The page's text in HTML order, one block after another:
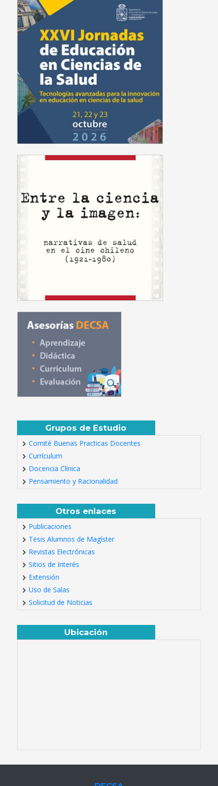
Grupos de Estudio
Comité Buenas Practicas Docentes
Currículum
Docencia Clínica
Pensamiento y Racionalidad
Otros enlaces
Publicaciones
Tesis Alumnos de Magíster
Revistas Electrónicas
Sitios de Interés
Extensión
Uso de Salas
Solicitud de Noticias
Ubicación